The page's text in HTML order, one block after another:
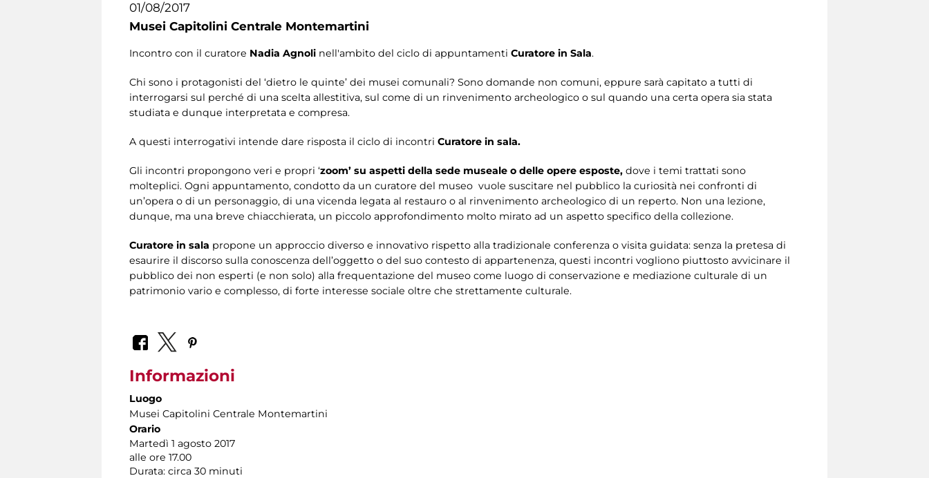
01/08/2017
Musei Capitolini Centrale Montemartini
Incontro con il curatore Nadia Agnoli nell'ambito del ciclo di appuntamenti Curatore in Sala.
Chi sono i protagonisti del ‘dietro le quinte’ dei musei comunali? Sono domande non comuni, eppure sarà capitato a tutti di
interrogarsi sul perché di una scelta allestitiva, sul come di un rinvenimento archeologico o sul quando una certa opera sia stata
studiata e dunque interpretata e compresa.
A questi interrogativi intende dare risposta il ciclo di incontri Curatore in sala.
Gli incontri propongono veri e propri ‘zoom’ su aspetti della sede museale o delle opere esposte, dove i temi trattati sono
molteplici. Ogni appuntamento, condotto da un curatore del museo vuole suscitare nel pubblico la curiosità nei confronti di
un’opera o di un personaggio, di una vicenda legata al restauro o al rinvenimento archeologico di un reperto. Non una lezione,
dunque, ma una breve chiacchierata, un piccolo approfondimento molto mirato ad un aspetto specifico della collezione.
Curatore in sala propone un approccio diverso e innovativo rispetto alla tradizionale conferenza o visita guidata: senza la pretesa di
esaurire il discorso sulla conoscenza dell’oggetto o del suo contesto di appartenenza, questi incontri vogliono piuttosto avvicinare il
pubblico dei non esperti (e non solo) alla frequentazione del museo come luogo di conservazione e mediazione culturale di un
patrimonio vario e complesso, di forte interesse sociale oltre che strettamente culturale.
Informazioni
Luogo
Musei Capitolini Centrale Montemartini
Orario
Martedì 1 agosto 2017
alle ore 17.00
Durata: circa 30 minuti